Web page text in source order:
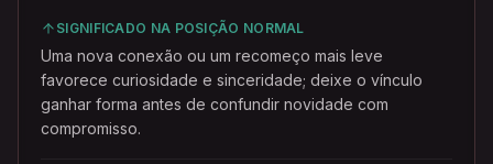
SIGNIFICADO NA POSIÇÃO NORMAL
Uma nova conexão ou um recomeço mais leve
favorece curiosidade e sinceridade; deixe o vínculo
ganhar forma antes de confundir novidade com
compromisso.